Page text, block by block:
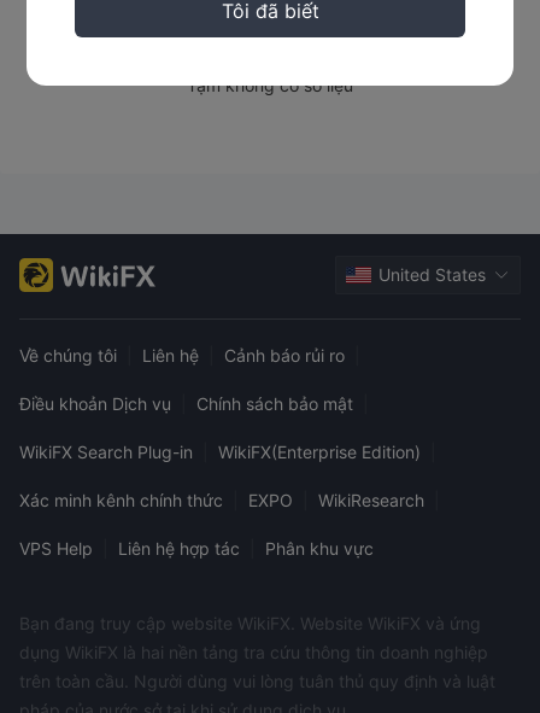
Tạm không có số liệu
Tôi đã biết
United States
Về chúng tôi Liên hệ Cảnh báo rủi ro
Điều khoản Dịch vụ Chính sách bảo mật
WikiFX Search Plug-in WikiFX(Enterprise Edition)
Xác minh kênh chính thức EXPO WikiResearch
VPS Help Liên hệ hợp tác Phân khu vực
Bạn đang truy cập website WikiFX. Website WikiFX và ứng
dụng WikiFX là hai nền tảng tra cứu thông tin doanh nghiệp
trên toàn cầu. Người dùng vui lòng tuân thủ quy định và luật